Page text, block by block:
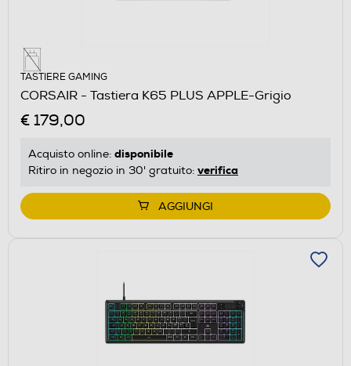
TASTIERE GAMING
CORSAIR - Tastiera K65 PLUS APPLE-Grigio
€ 179,00
Acquisto online: disponibile
Ritiro in negozio in 30' gratuito: verifica
AGGIUNGI